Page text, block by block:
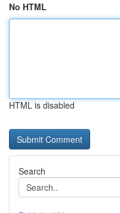
No HTML
HTML is disabled
Search